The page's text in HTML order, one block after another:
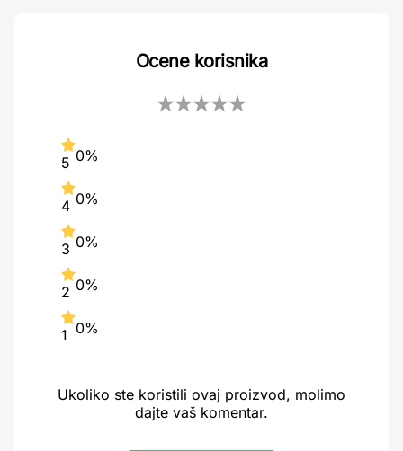
Ocene korisnika
5 0%
4 0%
3 0%
2 0%
1 0%
Ukoliko ste koristili ovaj proizvod, molimo
dajte vaš komentar.